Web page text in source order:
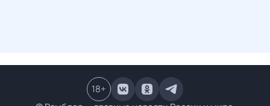
18+